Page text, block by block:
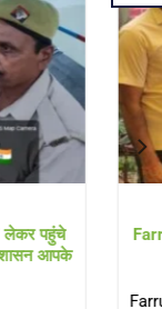
सीएमओ खुद पहुंचे,
विभाग एक्शन मोड